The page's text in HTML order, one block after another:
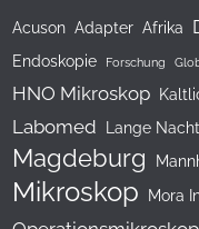
Acuson Adapter Afrika
Endoskopie Forschung
HNO Mikroskop
Labomed Lange
Magdeburg
Mikroskop Mora